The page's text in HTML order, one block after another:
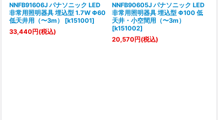
NNFB91606J パナソニック LED
非常用照明器具 埋込型 1.7W Φ60
低天井用（〜3m）
[k151001]
33,440円 (税込)
NNFB90605J パナソニック LED
非常用照明器具 埋込型 Φ100 低
天井・小空間用（〜3m）
[k151002]
20,570円 (税込)